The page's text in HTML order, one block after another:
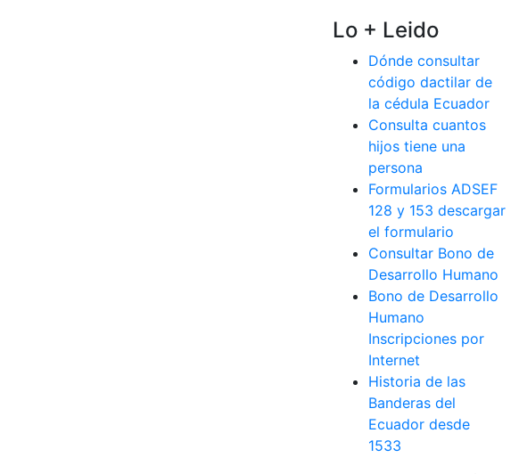
Lo + Leido
Dónde consultar
código dactilar de
la cédula Ecuador
Consulta cuantos
hijos tiene una
persona
Formularios ADSEF
128 y 153 descargar
el formulario
Consultar Bono de
Desarrollo Humano
Bono de Desarrollo
Humano
Inscripciones por
Internet
Historia de las
Banderas del
Ecuador desde
1533